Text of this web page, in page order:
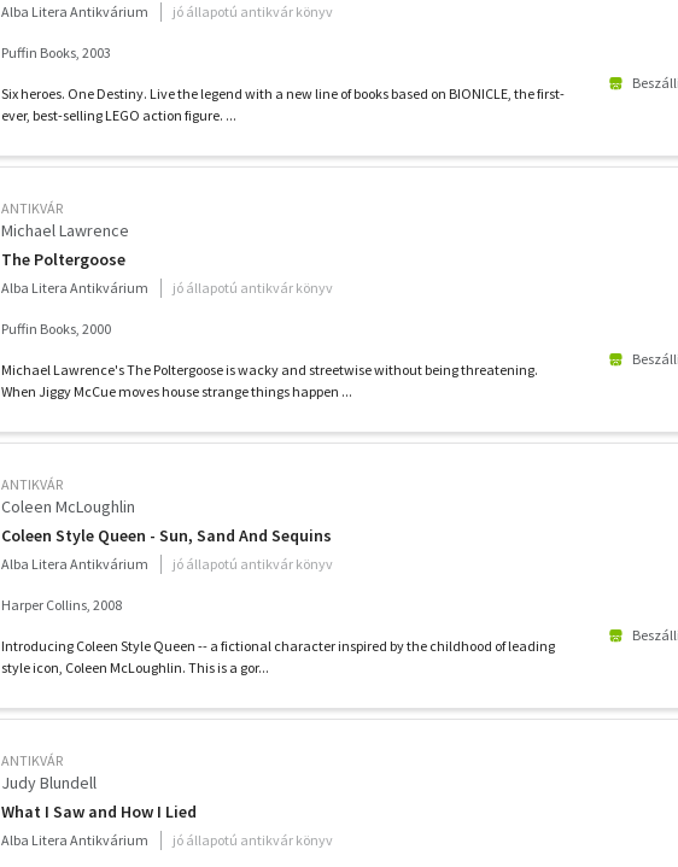
Alba Litera Antikvárium jó állapotú antikvár könyv
Puffin Books, 2003
Six heroes. One Destiny. Live the legend with a new line of books based on BIONICLE, the first-
ever, best-selling LEGO action figure. ...
ANTIKVÁR
Michael Lawrence
The Poltergoose
Alba Litera Antikvárium jó állapotú antikvár könyv
Puffin Books, 2000
Michael Lawrence's The Poltergoose is wacky and streetwise without being threatening.
When Jiggy McCue moves house strange things happen ...
ANTIKVÁR
Coleen McLoughlin
Coleen Style Queen - Sun, Sand And Sequins
Alba Litera Antikvárium jó állapotú antikvár könyv
Harper Collins, 2008
Introducing Coleen Style Queen -- a fictional character inspired by the childhood of leading
style icon, Coleen McLoughlin. This is a gor...
ANTIKVÁR
Judy Blundell
What I Saw and How I Lied
Alba Litera Antikvárium jó állapotú antikvár könyv